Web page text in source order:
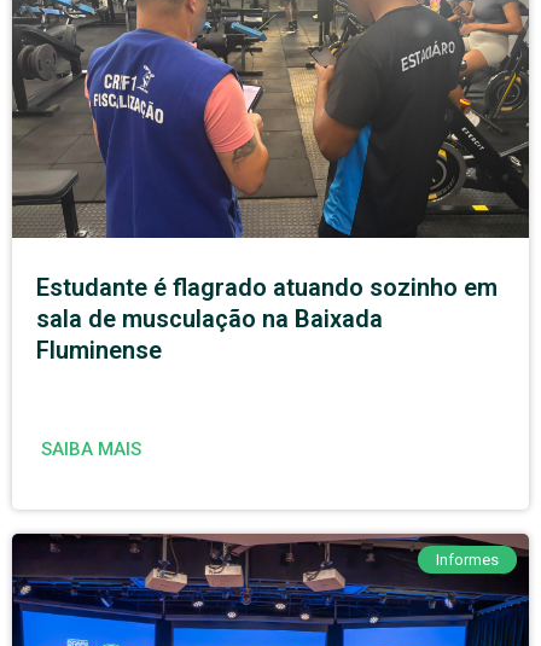
Estudante é flagrado atuando sozinho em
sala de musculação na Baixada
Fluminense
SAIBA MAIS
Informes